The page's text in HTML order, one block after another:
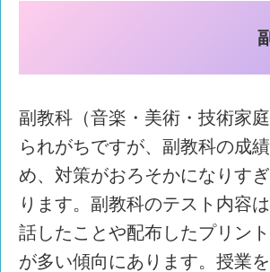
副教科（音楽・美術・技術家
られがちですが、副教科の成
め、対策がおろそかになりす
ります。副教科のテスト内容
話したことや配布したプリン
が多い傾向にあります。授業